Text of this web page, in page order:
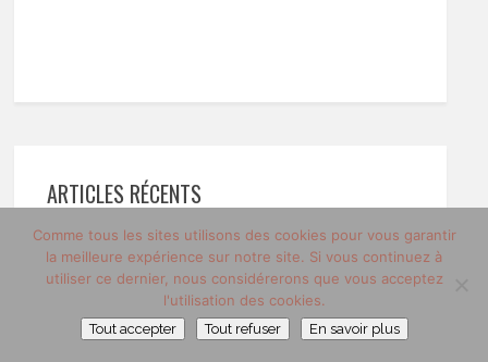
ARTICLES RÉCENTS
Pourquoi bien s’habiller reste difficile pour
beaucoup d’hommes ?
Degusta Box : la sélection des
incontournables de l’été
Comme tous les sites utilisons des cookies pour vous garantir
la meilleure expérience sur notre site. Si vous continuez à
utiliser ce dernier, nous considérerons que vous acceptez
l'utilisation des cookies.
Tout accepter Tout refuser En savoir plus